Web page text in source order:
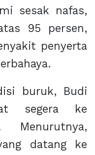
sesak nafas,
95 persen,
penyerta
buruk, Budi
segera ke
Menurutnya,
datang ke